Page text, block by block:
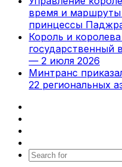
время и маршруты
принцессы
Король и
— 2 июля 2026
Минтранс
22 региональных